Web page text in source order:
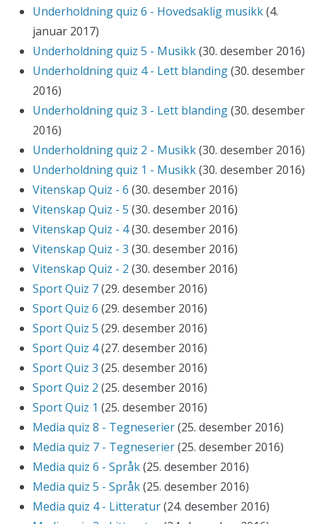
Underholdning quiz 6 - Hovedsaklig musikk(4.
januar 2017)
Underholdning quiz 5 - Musikk(30. desember 2016)
Underholdning quiz 4 - Lett blanding(30. desember
2016)
Underholdning quiz 3 - Lett blanding(30. desember
2016)
Underholdning quiz 2 - Musikk(30. desember 2016)
Underholdning quiz 1 - Musikk(30. desember 2016)
Vitenskap Quiz - 6 (30. desember 2016)
Vitenskap Quiz - 5 (30. desember 2016)
Vitenskap Quiz - 4(30. desember 2016)
Vitenskap Quiz - 3 (30. desember 2016)
Vitenskap Quiz - 2 (30. desember 2016)
Sport Quiz 7(29. desember 2016)
Sport Quiz 6 (29. desember 2016)
Sport Quiz 5 (29. desember 2016)
Sport Quiz 4(27. desember 2016)
Sport Quiz 3 (25. desember 2016)
Sport Quiz 2 (25. desember 2016)
Sport Quiz 1 (25. desember 2016)
Media quiz 8 - Tegneserier(25. desember 2016)
Media quiz 7 - Tegneserier(25. desember 2016)
Media quiz 6 - Språk(25. desember 2016)
Media quiz 5 - Språk(25. desember 2016)
Media quiz 4 - Litteratur(24. desember 2016)